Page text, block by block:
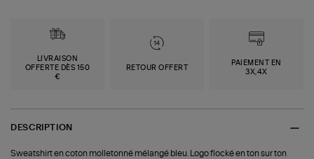
LIVRAISON
OFFERTE DÈS 150
€
RETOUR OFFERT
PAIEMENT EN
3X,4X
DESCRIPTION
Sweatshirt en coton molletonné mélangé bleu. Logo flocké en ton sur ton